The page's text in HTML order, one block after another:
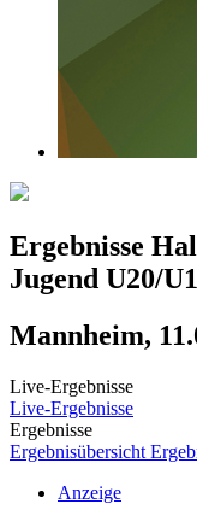
Ergebnisse
Jugend U20/
Mannheim,
Live-Ergebnisse
Live-Ergebnisse
Ergebnisse
Ergebnisübersicht
Anzeige